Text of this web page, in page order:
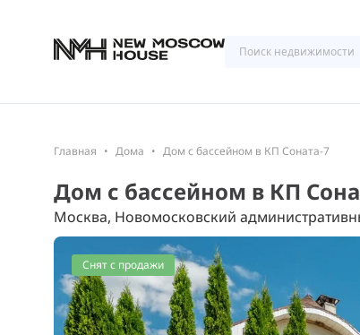
Главная Дома Дом с бассейном в КП Соната-7
Дом с бассейном в КП
Москва, Новомосковский
Снят с продажи